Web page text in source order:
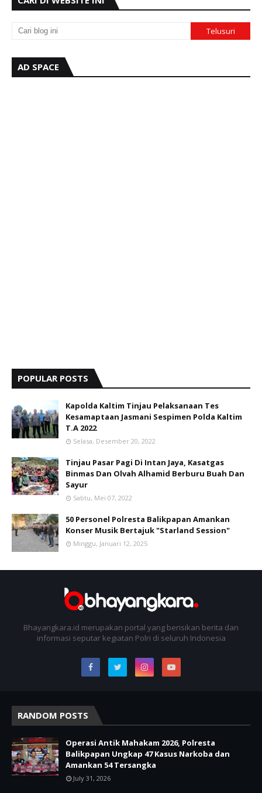
AD SPACE
POPULAR POSTS
Kapolda Kaltim Tinjau Pelaksanaan Tes
Kesamaptaan Jasmani Sespimen Polda Kaltim
T.A 2022
Selasa, Desember 20, 2022
Tinjau Pasar Pagi Di Intan Jaya, Kasatgas
Binmas Dan Olvah Alhamid Berburu Buah Dan
Sayur
Sabtu, Mei 07, 2022
50 Personel Polresta Balikpapan Amankan
Konser Musik Bertajuk "Starland Session"
Minggu, Januari 12, 2025
Bhayangkara.id merupakan portal yang berisikan berita dan
informasi seputar kegiatan Polri di seluruh Indonesia
RANDOM POSTS
Operasi Antik Mahakam 2026, Polresta
Balikpapan Ungkap 47 Kasus Narkoba dan
Amankan 54 Tersangka
July 31, 2026